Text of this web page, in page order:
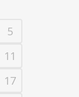
5
11
17